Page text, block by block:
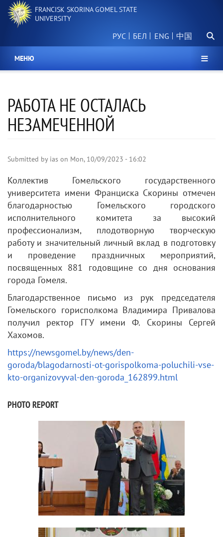
Skip
main
FRANCISK SKORINA GOMEL STATE
UNIVERSITY
РУС БЕЛ 中国
МЕНЮ
РАБОТА НЕ ОСТАЛАСЬ
НЕЗАМЕЧЕННОЙ
Submitted by ias on Mon, 10/09/2023 - 16:02
Коллектив Гомельского государственного
университета имени Франциска Скорины отмечен
благодарностью Гомельского городского
исполнительного комитета за высокий
профессионализм, плодотворную творческую
работу и значительный личный вклад в подготовку
и проведение праздничных мероприятий,
посвященных 881 годовщине со дня основания
города Гомеля.
Благодарственное письмо из рук председателя
Гомельского горисполкома Владимира Привалова
получил ректор ГГУ имени Ф. Скорины Сергей
Хахомов.
https://newsgomel.by/news/den-
goroda/blagodarnosti-ot-gorispolkoma-poluchili-vse-
kto-organizovyval-den-goroda_162899.html
PHOTO REPORT